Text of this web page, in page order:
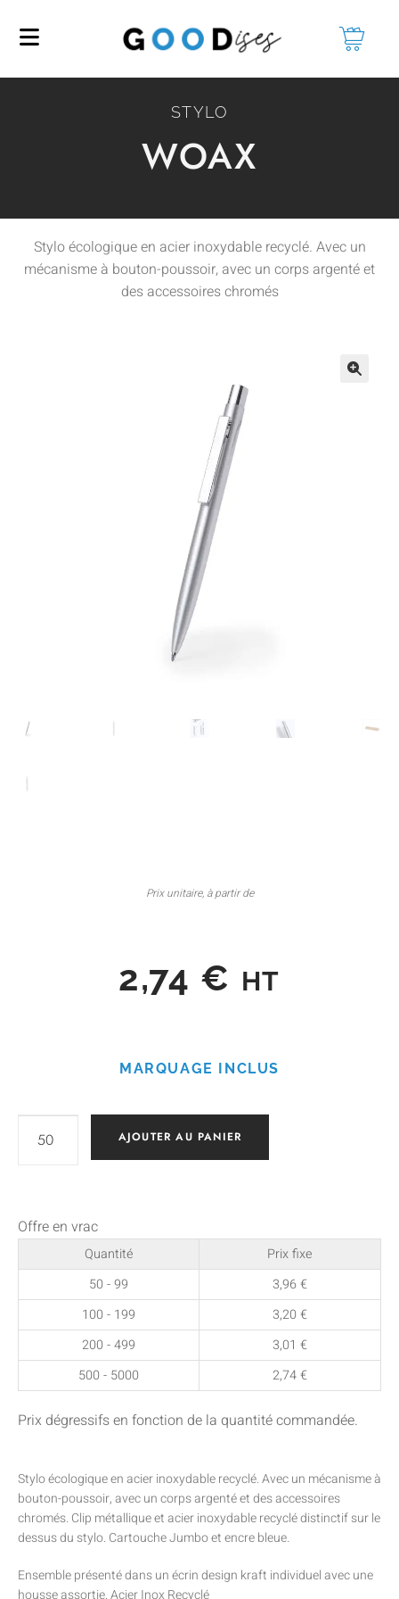
STYLO
WOAX
Stylo écologique en acier inoxydable recyclé. Avec un
mécanisme à bouton-poussoir, avec un corps argenté et
des accessoires chromés
Prix unitaire, à partir de
2,74 € HT
MARQUAGE INCLUS
AJOUTER AU PANIER
Offre en vrac
Quantité
Prix fixe
50 - 99
3,96€
100 - 199
3,20€
200 - 499
3,01 €
500 - 5000
2,74€
Prix dégressifs en fonction de la quantité commandée.
Stylo écologique en acier inoxydable recyclé. Avec un mécanisme à
bouton-poussoir, avec un corps argenté et des accessoires
chromés. Clip métallique et acier inoxydable recyclé distinctif sur le
dessus du stylo. Cartouche Jumbo et encre bleue.
Ensemble présenté dans un écrin design kraft individuel avec une
housse assortie. Acier Inox Recyclé